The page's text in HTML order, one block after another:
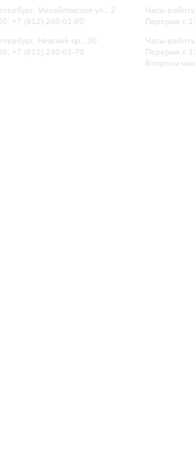
Михайловская ул., 2
+7 (812) 240-01-80
Невский пр., 30
+7 (812) 240-01-70
Часы
Перерыв с
Часы
Перерыв с
Вопросы